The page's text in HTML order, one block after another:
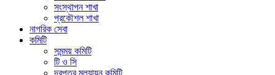
সংস্থাপন শাখা
প্রকৌশল শাখা
নাগরিক সেবা
কমিটি
সমন্ময় কমিটি
টি ও সি
দরপত্র মূল্যায়ন কমিটি